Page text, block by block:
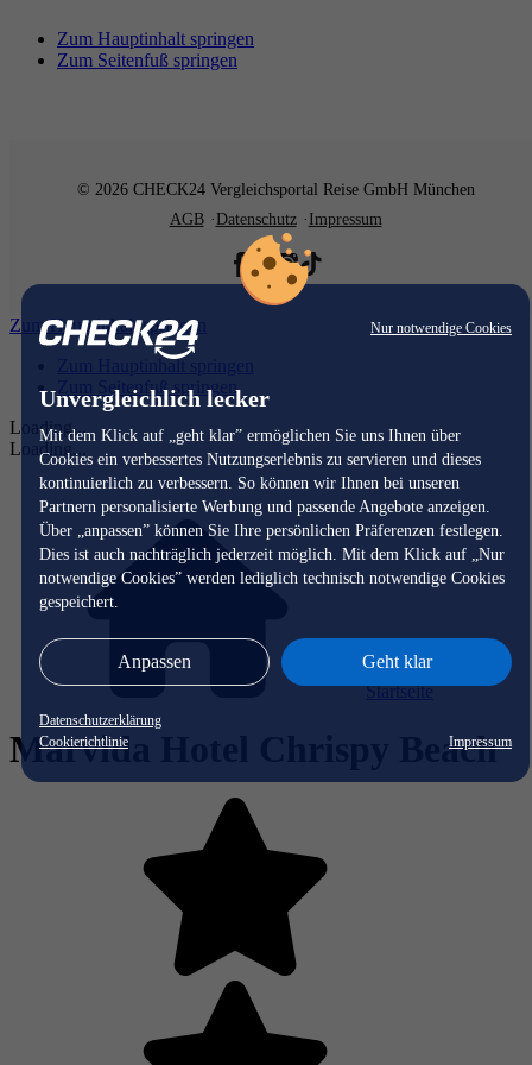
Nur notwendige Cookies
Unvergleichlich lecker
Mit dem Klick auf „geht klar” ermöglichen Sie uns Ihnen über
Cookies ein verbessertes Nutzungserlebnis zu servieren und dieses
kontinuierlich zu verbessern. So können wir Ihnen bei unseren
Partnern personalisierte Werbung und passende Angebote anzeigen.
Über „anpassen” können Sie Ihre persönlichen Präferenzen festlegen.
Dies ist auch nachträglich jederzeit möglich. Mit dem Klick auf „Nur
notwendige Cookies” werden lediglich technisch notwendige Cookies
gespeichert.
Anpassen Geht klar
Datenschutzerklärung
Cookierichtlinie
Impressum
Zum Hauptinhalt springen
Zum Seitenfuß springen
© 2026 CHECK24 Vergleichsportal Reise GmbH München
AGB
Datenschutz Impressum
Zum Hauptinhalt springen
Zum Hauptinhalt springen
Zum Seitenfuß springen
Loading...
Loading...
Startseite
Marvida Hotel Chrispy Beach